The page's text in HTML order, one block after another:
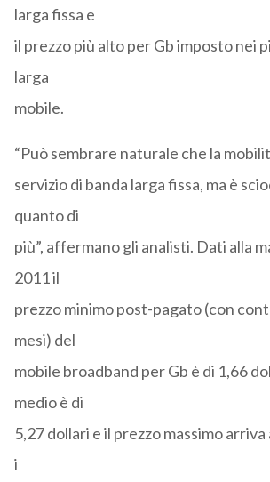
larga fissa e
il prezzo più alto per Gb imposto nei
larga
mobile.
“Può sembrare naturale che la
servizio di banda larga fissa, ma è
quanto di
più”, affermano gli analisti. Dati alla
2011 il
prezzo minimo post-pagato (con
mesi) del
mobile broadband per Gb è di 1,66
medio è di
5,27 dollari e il prezzo massimo
i